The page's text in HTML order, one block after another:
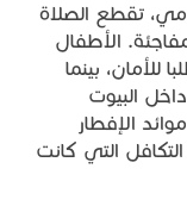
تقطع الصلاة
الأطفال
للأمان، بينما
البيوت
الإفطار
التي كانت